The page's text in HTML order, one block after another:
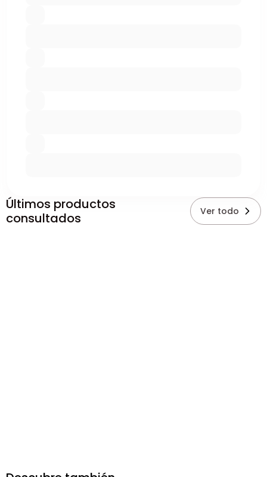
Últimos productos
consultados
Ver todo